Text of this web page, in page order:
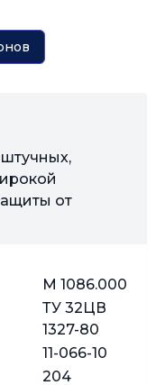
от
М 1086.000
ТУ 32ЦВ
1327-80
11-066-10
204